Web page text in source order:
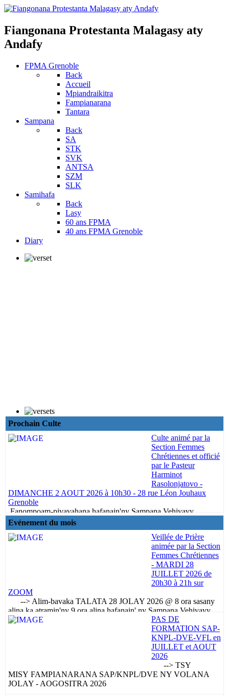
Fiangonana Protestanta Malagasy aty
Andafy
FPMA Grenoble
Back
Accueil
Mpiandraikitra
Fampianarana
Tantara
Sampana
Back
SA
STK
SVK
ANTSA
SZM
SLK
Samihafa
Back
Lasy
60 ans FPMA
40 ans FPMA Grenoble
Diary
Prochain Culte
Culte animé par la
Section Femmes
Chrétiennes et officié
par le Pasteur
Harminot
Rasolonjatovo -
DIMANCHE 2 AOUT 2026 à 10h30 - 28 rue Léon Jouhaux
Grenoble
Fanompoam-pivavahana hafanain'ny Sampana Vehivavy
Kristianina sy Pasteur Harminot RasolonjatovoALAHADY 2
AOGOSITRA 2026 @ 10 ora sy sasany - 28 rue Léon Jouhaux
Grenoble" Aza mahafoy ny fiarahantsika miangona, tahaka ny
Evénement du mois
Veillée de Prière
animée par la Section
Femmes Chrétiennes
- MARDI 28
JUILLET 2026 de
20h30 à 21h sur
ZOOM
--> Alim-bavaka TALATA 28 JOLAY 2026 @ 8 ora sasany
alina ka atramin'ny 9 ora alina hafanain' ny Sampana Vehivavy
Kristianina ary IZY IREO ihany no hanomana ny fanompoam-
pivavahana ny ALAHADY manaraka ...
PAS DE
FORMATION SAP-
KNPL-DVE-VFL en
JUILLET et AOUT
2026
--> TSY
MISY FAMPIANARANA SAP/KNPL/DVE NY VOLANA
JOLAY - AOGOSITRA 2026